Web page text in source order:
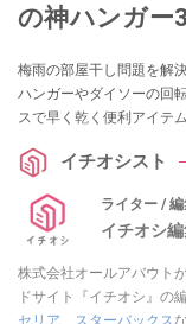
の神ハンガー
梅雨の部屋干し問題を解
ハンガーやダイソーの回
スで早く乾く便利アイテ
イチオシスト
ライター /
イチオシ
株式会社オールアバウト
ドサイト『イチオシ』の
セリア
スターバックス